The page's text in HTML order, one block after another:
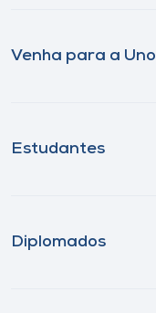
Venha para a
Estudantes
Diplomados